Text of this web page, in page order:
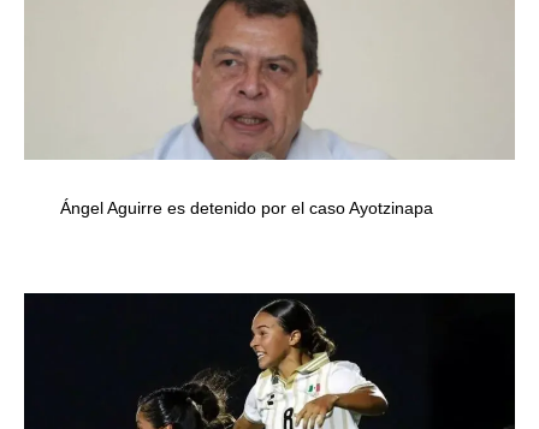
Ángel Aguirre es detenido por el caso Ayotzinapa